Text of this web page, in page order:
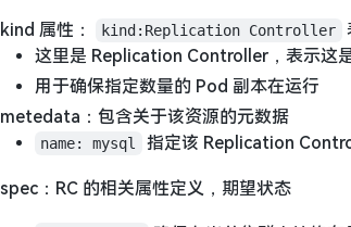
kind 属性： kind:Replication Controller
这里是 Replication Controller，表示这
用于确保指定数量的 Pod 副本在运行
metedata：包含关于该资源的元数据
name: mysql 指定该 Replication
spec：RC 的相关属性定义，期望状态